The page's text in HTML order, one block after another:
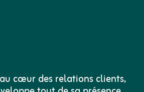
cœur des relations clients,